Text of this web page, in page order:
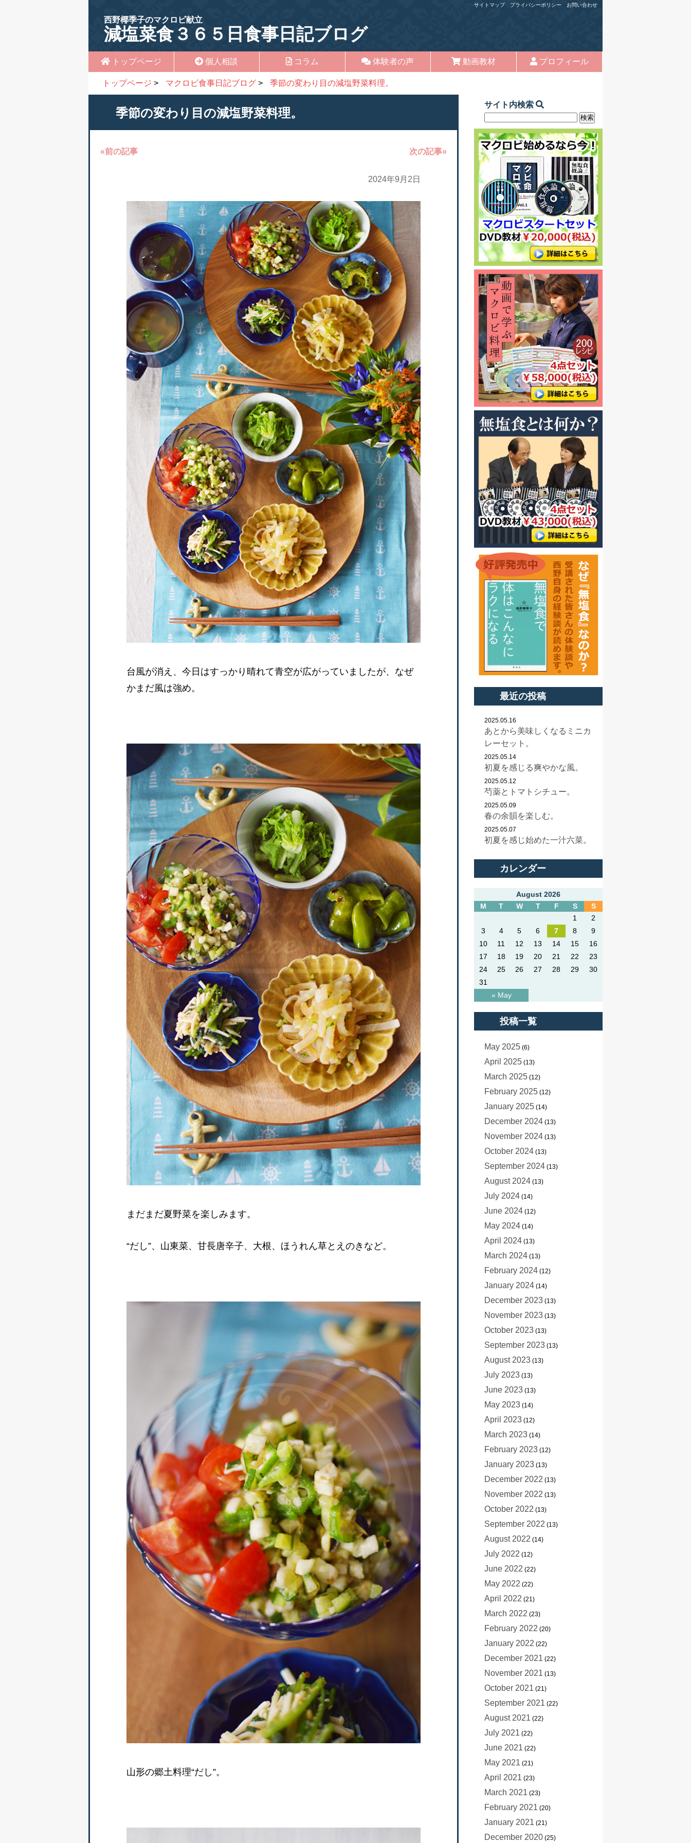
サイトマップ プライバシーポリシー お問い合わせ
西野椰季子のマクロビ献立
減塩菜食３６５日食事日記ブログ
トップページ 個人相談 コラム 体験者の声 動画教材 プロフィール
トップページ > マクロビ食事日記ブログ > 季節の変わり目の減塩野菜料理。
季節の変わり目の減塩野菜料理。
«前の記事 次の記事»
2024年9月2日
台風が消え、今日はすっかり晴れて青空が広がっていましたが、なぜ
かまだ風は強め。
まだまだ夏野菜を楽しみます。
“だし”、山東菜、甘長唐辛子、大根、ほうれん草とえのきなど。
山形の郷土料理“だし”。
サイト内検索
最近の投稿
2025.05.16
あとから美味しくなるミニカ
レーセット。
2025.05.14
初夏を感じる爽やかな風。
2025.05.12
芍薬とトマトシチュー。
2025.05.09
春の余韻を楽しむ。
2025.05.07
初夏を感じ始めた一汁六菜。
カレンダー
August 2026
M
T W T F S S
« May
1
2
3
4 5 6 7 8
9
10
11 12 13 14 15
16
17
18 19 20 21 22
23
24
25 26 27 28 29
30
31
投稿一覧
May 2025 (6)
April 2025 (13)
March 2025 (12)
February 2025 (12)
January 2025 (14)
December 2024 (13)
November 2024 (13)
October 2024 (13)
September 2024 (13)
August 2024 (13)
July 2024 (14)
June 2024 (12)
May 2024 (14)
April 2024 (13)
March 2024 (13)
February 2024 (12)
January 2024 (14)
December 2023 (13)
November 2023 (13)
October 2023 (13)
September 2023 (13)
August 2023 (13)
July 2023 (13)
June 2023 (13)
May 2023 (14)
April 2023 (12)
March 2023 (14)
February 2023 (12)
January 2023 (13)
December 2022 (13)
November 2022 (13)
October 2022 (13)
September 2022 (13)
August 2022 (14)
July 2022 (12)
June 2022 (22)
May 2022 (22)
April 2022 (21)
March 2022 (23)
February 2022 (20)
January 2022 (22)
December 2021 (22)
November 2021 (13)
October 2021 (21)
September 2021 (22)
August 2021 (22)
July 2021 (22)
June 2021 (22)
May 2021 (21)
April 2021 (23)
March 2021 (23)
February 2021 (20)
January 2021 (21)
December 2020 (25)